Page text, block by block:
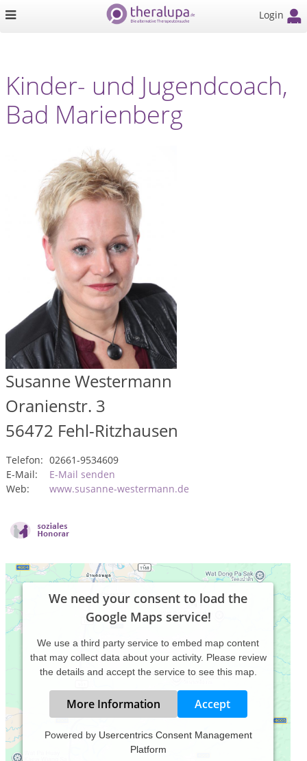
Login
Kinder- und Jugendcoach,
Bad Marienberg
Susanne Westermann
Oranienstr. 3
56472 Fehl-Ritzhausen
Telefon: 02661-9534609
E-Mail:
E-Mail senden
Web:
www.susanne-westermann.de
We need your consent to load the
Google Maps service!
We use a third party service to embed map content
that may collect data about your activity. Please review
the details and accept the service to see this map.
More Information Accept
Powered by Usercentrics Consent Management
Platform
Praxis für Potenzialentfaltung